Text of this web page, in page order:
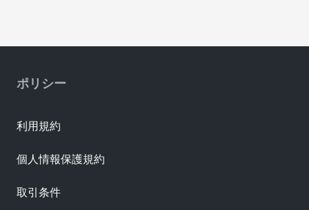
ポリシー
利用規約
個人情報保護規約
取引条件